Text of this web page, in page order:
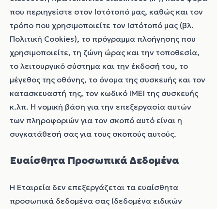
που περιηγείστε στον Ιστότοπό μας, καθώς και τον
τρόπο που χρησιμοποιείτε τον Ιστότοπό μας (βλ.
Πολιτική Cookies), το πρόγραμμα πλοήγησης που
χρησιμοποιείτε, τη ζώνη ώρας και την τοποθεσία,
το λειτουργικό σύστημα και την έκδοσή του, το
μέγεθος της οθόνης, το όνομα της συσκευής και τον
κατασκευαστή της, τον κωδικό IMEI της συσκευής
κ.λπ. Η νομική βάση για την επεξεργασία αυτών
των πληροφοριών για τον σκοπό αυτό είναι η
συγκατάθεσή σας για τους σκοπούς αυτούς.
Ευαίσθητα Προσωπικά Δεδομένα
Η Εταιρεία δεν επεξεργάζεται τα ευαίσθητα
προσωπικά δεδομένα σας (δεδομένα ειδικών